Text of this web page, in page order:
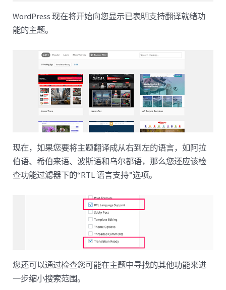
WordPress 现在将开始向您显示已表明支持翻译就绪功
能的主题。
现在，如果您要将主题翻译成从右到左的语言，如阿拉
伯语、希伯来语、波斯语和乌尔都语，那么您还应该检
查功能过滤器下的“RTL 语言支持”选项。
您还可以通过检查您可能在主题中寻找的其他功能来进
一步缩小搜索范围。